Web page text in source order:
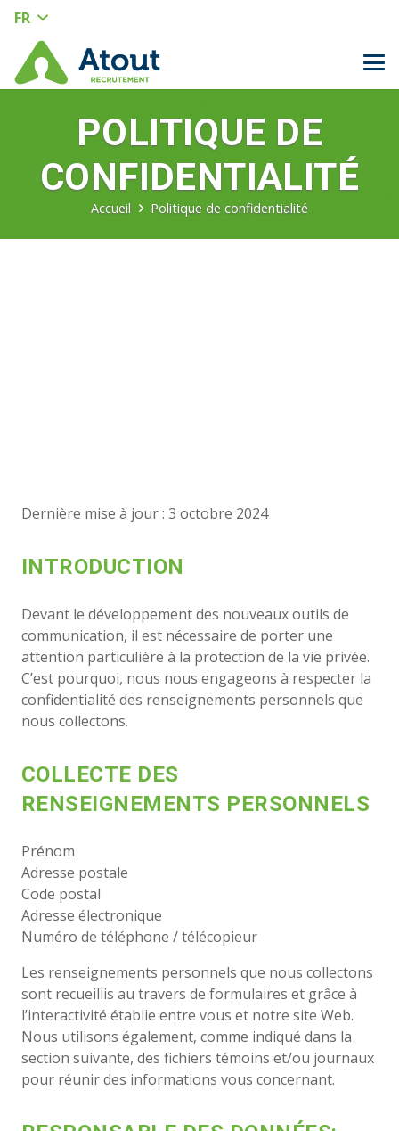
FR
POLITIQUE DE
CONFIDENTIALITÉ
Accueil Politique de confidentialité
Dernière mise à jour : 3 octobre 2024
INTRODUCTION
Devant le développement des nouveaux outils de
communication, il est nécessaire de porter une
attention particulière à la protection de la vie privée.
C’est pourquoi, nous nous engageons à respecter la
confidentialité des renseignements personnels que
nous collectons.
COLLECTE DES
RENSEIGNEMENTS PERSONNELS
Prénom
Adresse postale
Code postal
Adresse électronique
Numéro de téléphone / télécopieur
Les renseignements personnels que nous collectons
sont recueillis au travers de formulaires et grâce à
l’interactivité établie entre vous et notre site Web.
Nous utilisons également, comme indiqué dans la
section suivante, des fichiers témoins et/ou journaux
pour réunir des informations vous concernant.